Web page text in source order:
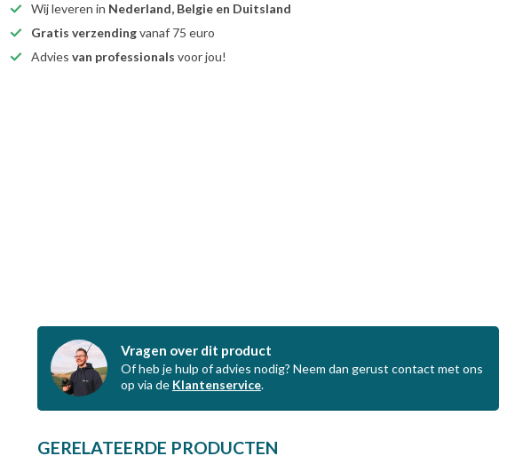
Wij leveren in Nederland, Belgie en Duitsland
Gratis verzendingvanaf 75 euro
Adviesvan professionals voor jou!
Vragen over dit product
Of heb je hulp of advies nodig? Neem dan gerust contact met ons
op via de Klantenservice.
GERELATEERDE PRODUCTEN